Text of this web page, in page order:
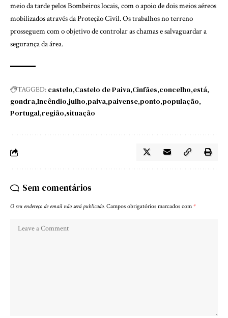
meio da tarde pelos Bombeiros locais, com o apoio de dois meios aéreos
mobilizados através da Proteção Civil. Os trabalhos no terreno
prosseguem com o objetivo de controlar as chamas e salvaguardar a
segurança da área.
TAGGED: castelo Castelo de Paiva Cinfães concelho está
gondra Incêndio julho paiva paivense ponto população
Portugal região situação
Sem comentários
O seu endereço de email não será publicado. Campos obrigatórios marcados com *